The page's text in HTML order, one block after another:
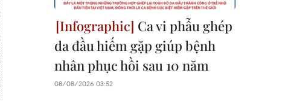
Ca vi phẫu ghép
da đầu hiếm gặp giúp bệnh
nhân phục hồi sau 10 năm
08/08/2026 03:52